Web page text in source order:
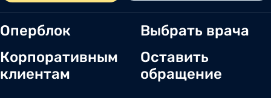
Оперблок
Корпоративным
клиентам
Выбрать врача
Оставить
обращение